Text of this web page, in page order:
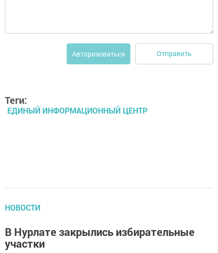
Авторизоваться Отправить
Теги:
ЕДИНЫЙ ИНФОРМАЦИОННЫЙ ЦЕНТР
НОВОСТИ
В Нурлате закрылись избирательные
участки